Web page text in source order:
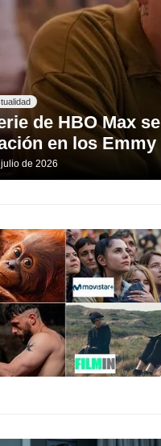
de HBO Max
en los Emmy
de 2026